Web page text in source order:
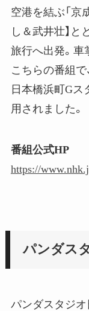
空港を結ぶ「京
し＆武井壮】
旅行へ出発。車
こちらの番組で
日本橋浜町G
用されました。
番組公式HP
https://
パンダス
パンダスタジオ